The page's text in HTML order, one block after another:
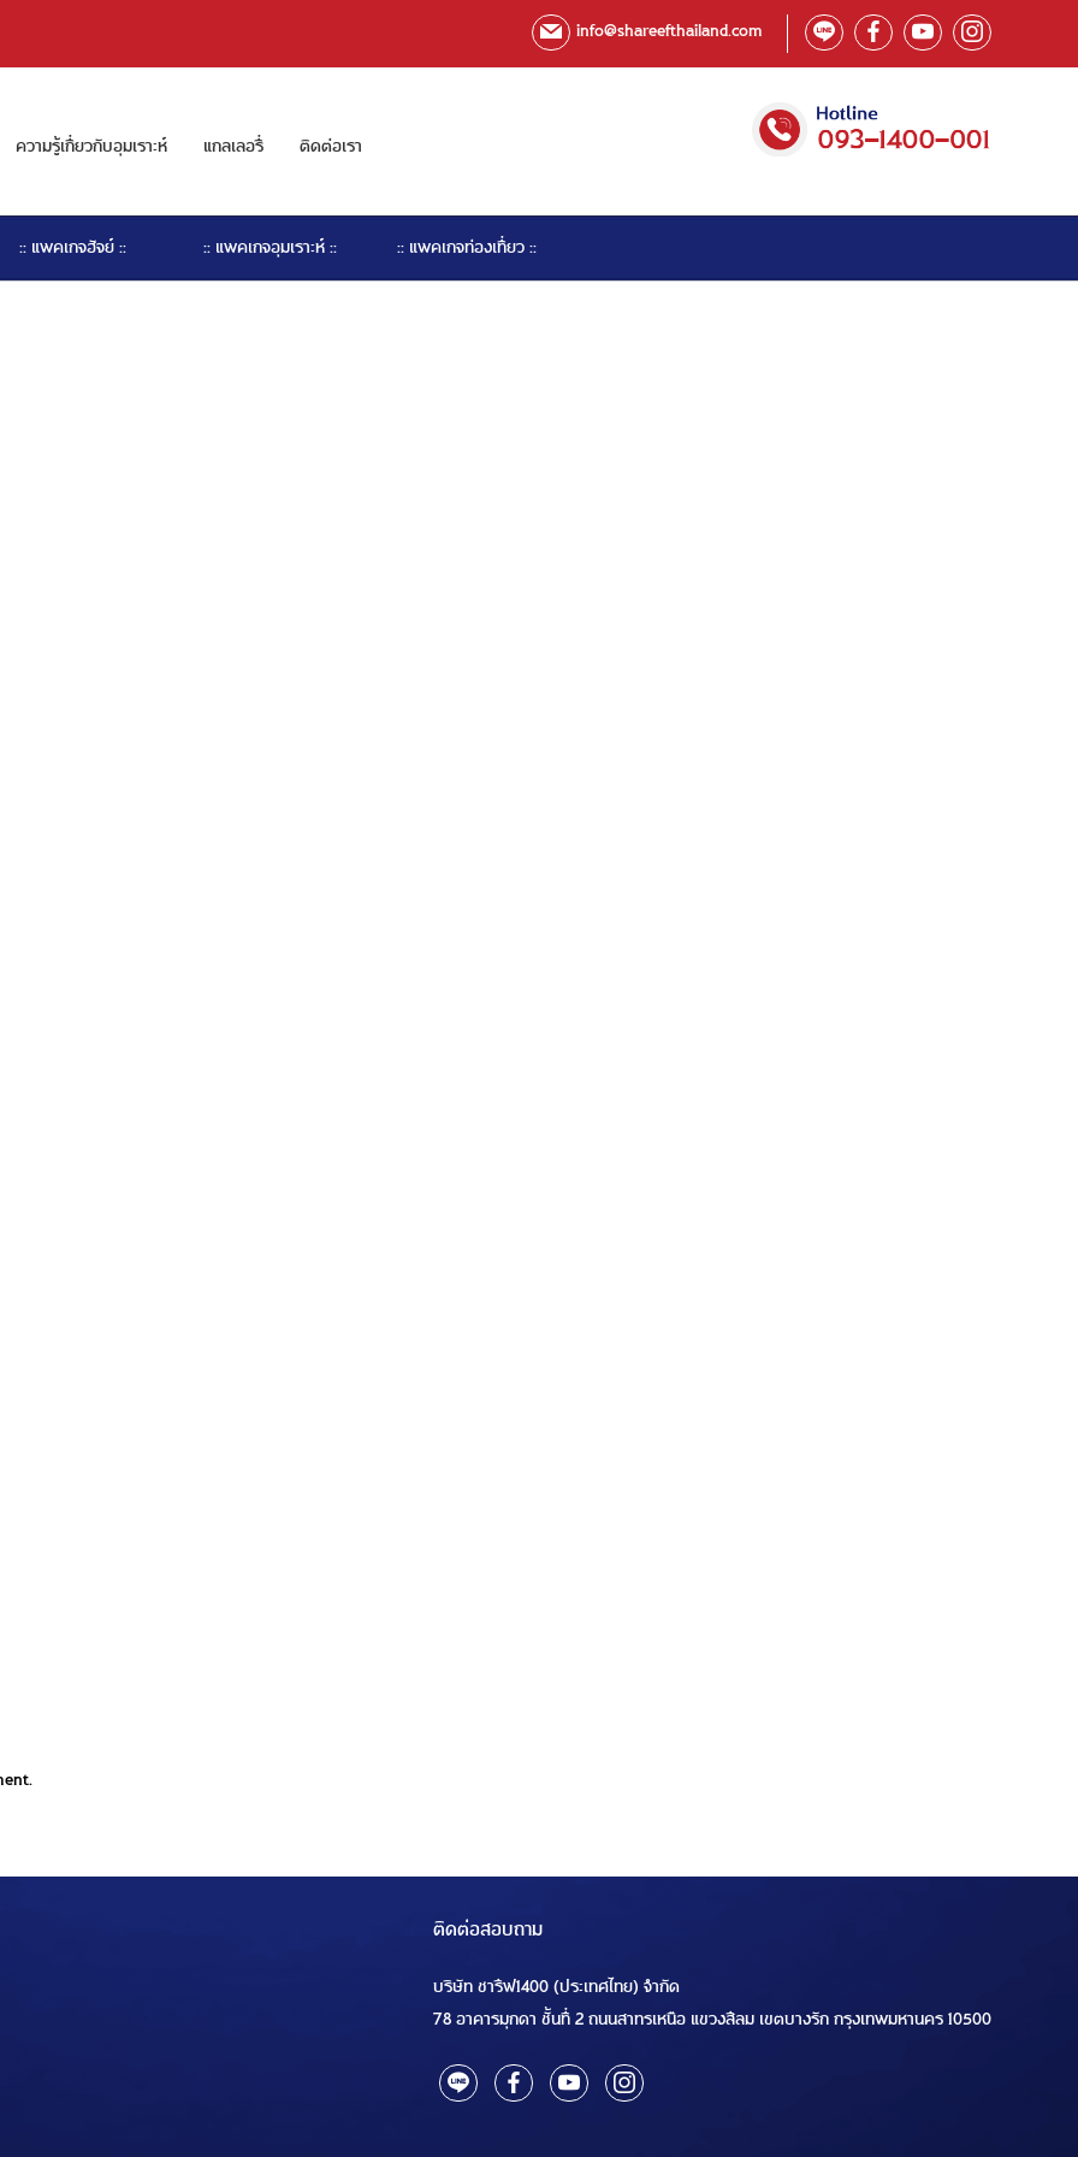
info@shareefthailand.com
ความรู้เกี่ยวกับอุมเราะห์ แกลเลอรี่ ติดต่อเรา
:: แพคเกจฮัจย์ :: :: แพคเกจอุมเราะห์ :: :: แพคเกจท่องเที่ยว ::
ติดต่อสอบถาม
บริษัท ชารีฟ1400 (ประเทศไทย) จำกัด
78 อาคารมุกดา ชั้นที่ 2 ถนนสาทรเหนือ แขวงสีลม เขตบางรัก กรุงเทพมหานคร 10500